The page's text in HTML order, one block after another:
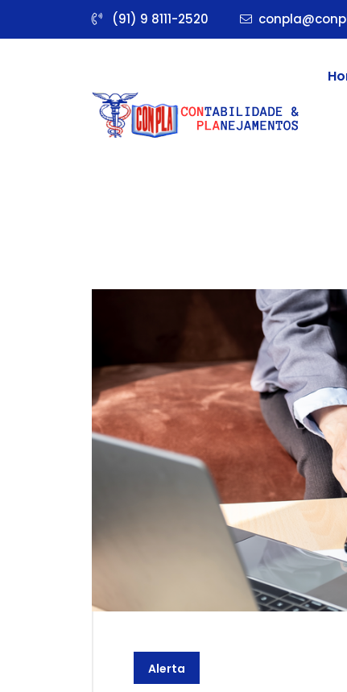
(91) 9 8111-2520
Alerta